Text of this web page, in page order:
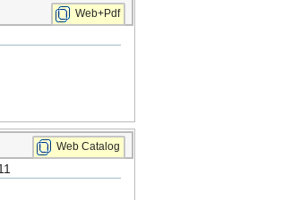
Web+Pdf
Web Catalog